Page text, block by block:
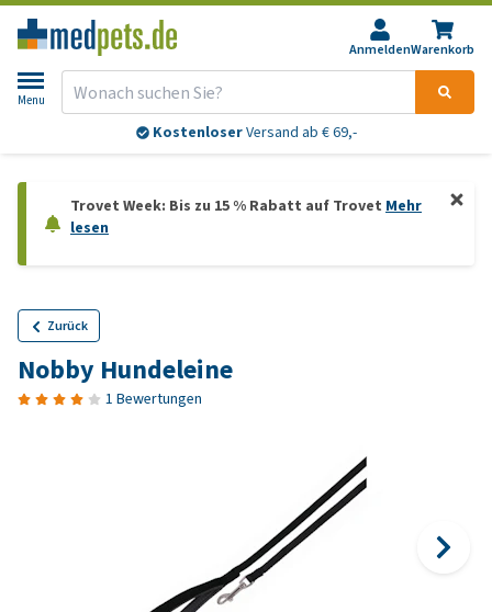
AnmeldenWarenkorb
Menu
KostenloserVersand ab € 69,-
Trovet Week: Bis zu 15 % Rabatt auf Trovet Mehr
lesen
Zurück
Nobby Hundeleine
1 Bewertungen